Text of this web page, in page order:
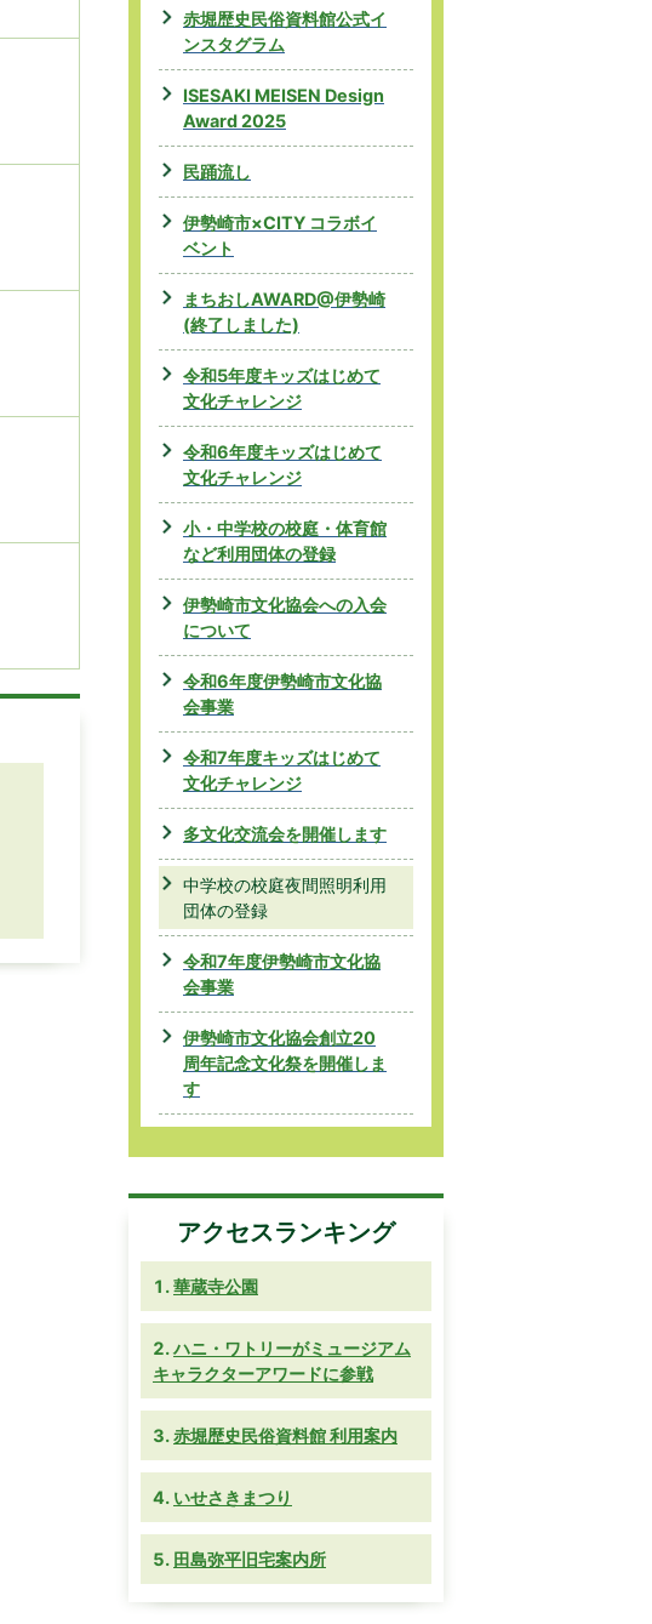
赤堀歴史民俗資料館公式イ
ンスタグラム
ISESAKI MEISEN Design
Award 2025
民踊流し
伊勢崎市×CITY コラボイ
ベント
まちおしAWARD@伊勢崎
(終了しました)
令和5年度キッズはじめて
文化チャレンジ
令和6年度キッズはじめて
文化チャレンジ
小・中学校の校庭・体育館
など利用団体の登録
伊勢崎市文化協会への入会
について
令和6年度伊勢崎市文化協
会事業
令和7年度キッズはじめて
文化チャレンジ
多文化交流会を開催します
中学校の校庭夜間照明利用
団体の登録
令和7年度伊勢崎市文化協
会事業
伊勢崎市文化協会創立20
周年記念文化祭を開催しま
す
アクセスランキング
華蔵寺公園
ハニ・ワトリーがミュージアム
キャラクターアワードに参戦
赤堀歴史民俗資料館 利用案内
いせさきまつり
田島弥平旧宅案内所